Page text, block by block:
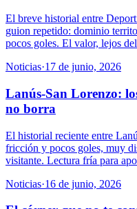
El breve historial entre
guion repetido: dominio
pocos goles. El valor, lejos
Noticias·17 de junio, 2026
Lanús-San Lorenzo:
no borra
El historial reciente entre
fricción y pocos goles, muy
visitante. Lectura fría para
Noticias·16 de junio, 2026